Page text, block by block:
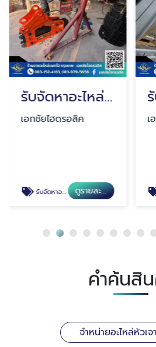
รับจัดหาอะไหล่รถแบคโฮทุกชนิด
เอกชัยไฮดรอลิค
รับจัดหาอะไหล่รถแบคโฮทุกชนิด ดูรายละเอียด
เ
คำค้นสิ
จำหน่ายอะไหล่หัวเจ